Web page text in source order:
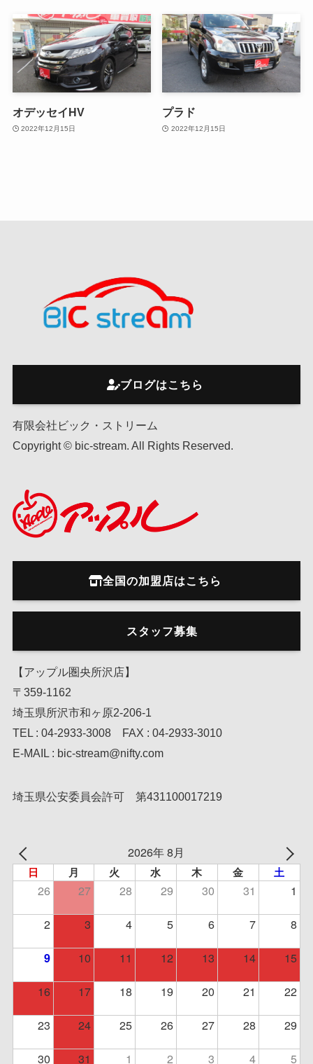
オデッセイHV
2022年12月15日
プラド
2022年12月15日
ブログはこちら
有限会社ビック・ストリーム
Copyright © bic-stream. All Rights Reserved.
全国の加盟店はこちら
スタッフ募集
【アップル圏央所沢店】
〒359-1162
埼玉県所沢市和ヶ原2-206-1
TEL : 04-2933-3008 FAX : 04-2933-3010
E-MAIL : bic-stream@nifty.com
埼玉県公安委員会許可 第431100017219
2026年 8月
日 月 火 水 木 金 土
26 27 28 29 30 31
1
2
3 4 5 6 7 8
9 10 11 12 13 14
15
16
17 18 19 20 21
22
23
24 25 26 27 28
29
30
31 1 2 3 4 5